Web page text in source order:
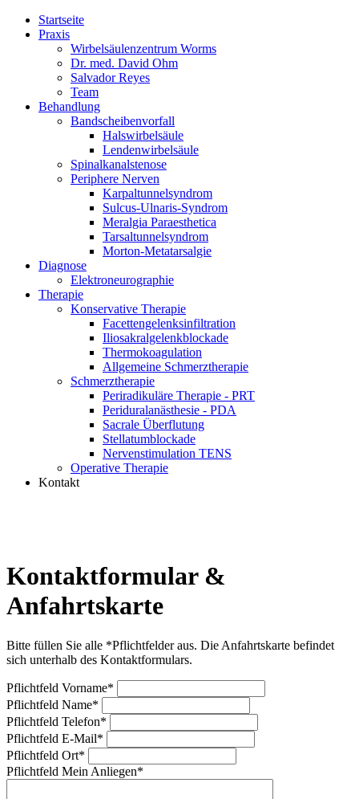
Startseite
Praxis
Wirbelsäulenzentrum Worms
Dr. med. David Ohm
Salvador Reyes
Team
Behandlung
Bandscheibenvorfall
Halswirbelsäule
Lendenwirbelsäule
Spinalkanalstenose
Periphere Nerven
Karpaltunnelsyndrom
Sulcus-Ulnaris-Syndrom
Meralgia Paraesthetica
Tarsaltunnelsyndrom
Morton-Metatarsalgie
Diagnose
Elektroneurographie
Therapie
Konservative Therapie
Facettengelenksinfiltration
Iliosakralgelenkblockade
Thermokoagulation
Allgemeine Schmerztherapie
Schmerztherapie
Periradikuläre Therapie - PRT
Periduralanästhesie - PDA
Sacrale Überflutung
Stellatumblockade
Nervenstimulation TENS
Operative Therapie
Kontakt
Kontaktformular &
Anfahrtskarte
Bitte füllen Sie alle *Pflichtfelder aus. Die Anfahrtskarte befindet
sich unterhalb des Kontaktformulars.
Pflichtfeld Vorname*
Pflichtfeld Name*
Pflichtfeld Telefon*
Pflichtfeld E-Mail*
Pflichtfeld Ort*
Pflichtfeld Mein Anliegen*